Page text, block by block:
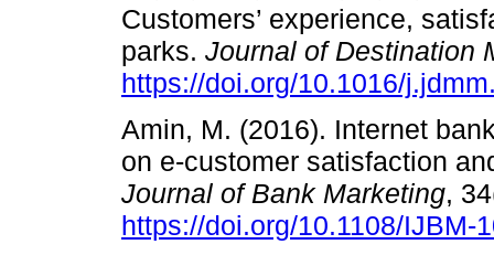
Customers’ experience,
parks. Journal of Destination
https://doi.org/10.1016/
Amin, M. (2016). Internet
on e-customer satisfaction
Journal of Bank Marketing,
https://doi.org/10.1108/IJBM-